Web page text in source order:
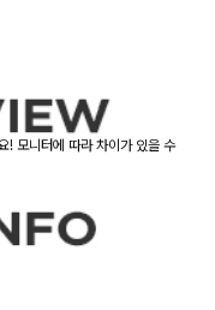
! 모니터에 따라 차이가 있을 수